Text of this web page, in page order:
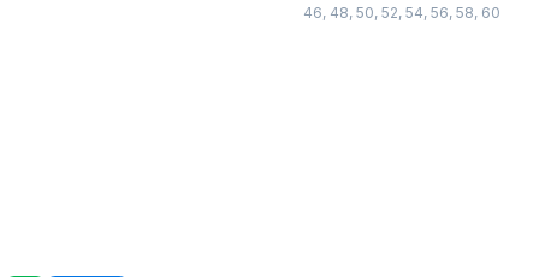
46, 48, 50, 52, 54, 56, 58, 60